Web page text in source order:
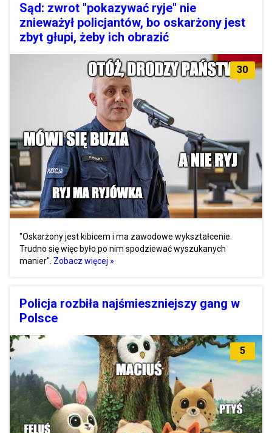
Sąd: zwrot "pokazywać ryje" nie
znieważył policjantów, bo oskarżony jest
zbyt głupi, żeby ich obrazić
30
"Oskarżony jest kibicem i ma zawodowe wykształcenie.
Trudno się więc było po nim spodziewać wyszukanych
manier". Zobacz więcej »
Policja rozbiła najśmieszniejszy gang w
Polsce
5